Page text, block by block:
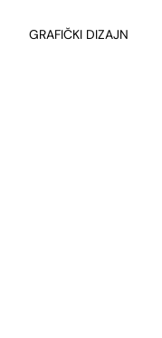
GRAFIČKI DIZAJN